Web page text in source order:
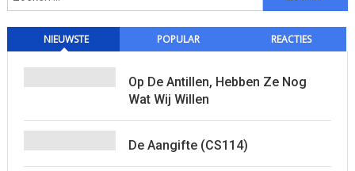
naar:
NIEUWSTE POPULAR REACTIES
Op De Antillen, Hebben Ze Nog
Wat Wij Willen
De Aangifte (CS114)